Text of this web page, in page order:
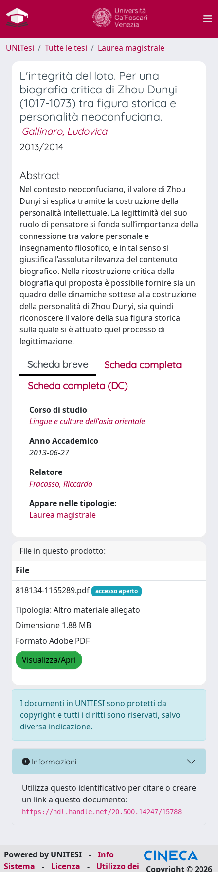
UNITesi Tutte le tesi Laurea magistrale
L'integrità del loto. Per una
biografia critica di Zhou Dunyi
(1017-1073) tra figura storica e
personalità neoconfuciana.
Gallinaro, Ludovica
2013/2014
Abstract
Nel contesto neoconfuciano, il valore di Zhou
Dunyi si esplica tramite la costruzione della
personalità intellettuale. La legittimità del suo
ruolo di pensatore si fonda sull’importanza della
connessione tra valore personale e
insegnamento filosofico, e in tal senso si
giustifica l’assoluta rilevanza del contenuto
biografico. Nella ricostruzione critica della
biografia qui proposta è possibile fornire sia un
quadro delle dinamiche sottese alla costruzione
della personalità di Zhou Dunyi, sia quindi
riconoscere il valore della sua figura storica
sulla quale si è attuato quel processo di
legittimazione.
Scheda breve
Scheda completa
Scheda completa (DC)
Corso di studio
Lingue e culture dell'asia orientale
Anno Accademico
2013-06-27
Relatore
Fracasso, Riccardo
Appare nelle tipologie:
Laurea magistrale
File in questo prodotto:
File
818134-1165289.pdf
accesso aperto
Tipologia: Altro materiale allegato
Dimensione 1.88 MB
Formato Adobe PDF
Visualizza/Apri
I documenti in UNITESI sono protetti da
copyright e tutti i diritti sono riservati, salvo
diversa indicazione.
Informazioni
Utilizza questo identificativo per citare o creare
un link a questo documento:
https://hdl.handle.net/20.500.14247/15788
Powered by UNITESI -
Info
Sistema
- Licenza - Utilizzo dei Copyright © 2026